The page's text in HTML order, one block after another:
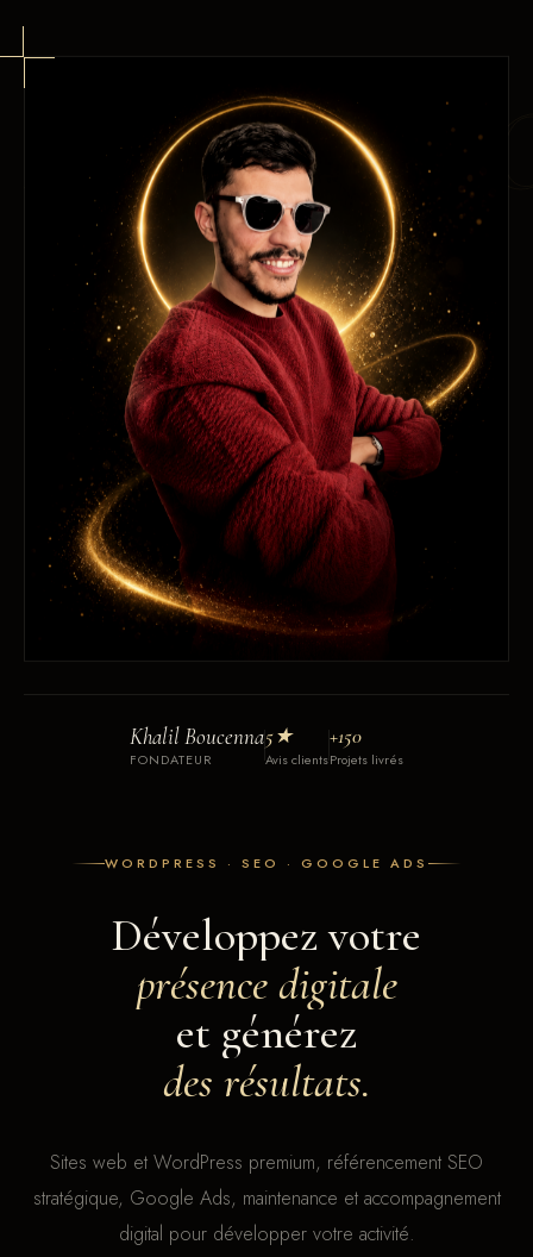
KHALIL
WORDPRESS · SEO · GOOGLE ADS
Développez votre
présence digitale
et générez
des résultats.
Sites web et WordPress premium, référencement SEO
stratégique, Google Ads, maintenance et accompagnement
digital pour développer votre activité.
Khalil Boucenna
FONDATEUR
5★
Avis clients
+150
Projets livrés